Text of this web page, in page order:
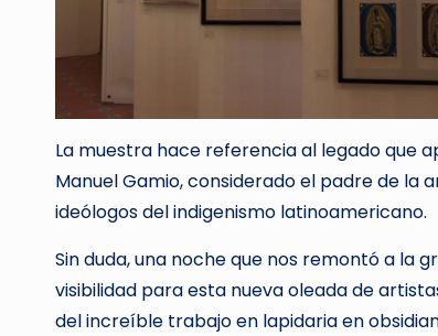
La muestra hace referencia al legado que
Manuel Gamio, considerado el padre de la
ideólogos del indigenismo latinoamericano.
Sin duda, una noche que nos remontó a la
visibilidad para esta nueva oleada de
del increíble trabajo en lapidaria en